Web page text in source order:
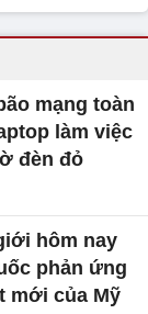
mạng toàn
làm việc
đèn đỏ
hôm nay
phản ứng
mới của Mỹ